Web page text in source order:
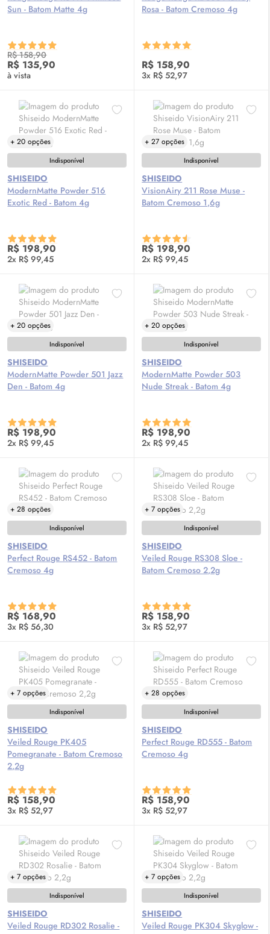
Sun - Batom Matte 4g
R$ 158,90
R$ 135,90
à vista
Rosa - Batom Cremoso 4g
R$ 158,90
3x R$ 52,97
+ 20 opções
Indisponível
SHISEIDO
ModernMatte Powder 516
Exotic Red - Batom 4g
R$ 198,90
2x R$ 99,45
+ 27 opções
Indisponível
SHISEIDO
VisionAiry 211 Rose Muse -
Batom Cremoso 1,6g
R$ 198,90
2x R$ 99,45
+ 20 opções
Indisponível
SHISEIDO
ModernMatte Powder 501 Jazz
Den - Batom 4g
R$ 198,90
2x R$ 99,45
+ 20 opções
Indisponível
SHISEIDO
ModernMatte Powder 503
Nude Streak - Batom 4g
R$ 198,90
2x R$ 99,45
+ 28 opções
Indisponível
SHISEIDO
Perfect Rouge RS452 - Batom
Cremoso 4g
R$ 168,90
3x R$ 56,30
+ 7 opções
Indisponível
SHISEIDO
Veiled Rouge RS308 Sloe -
Batom Cremoso 2,2g
R$ 158,90
3x R$ 52,97
+ 7 opções
Indisponível
SHISEIDO
Veiled Rouge PK405
Pomegranate - Batom Cremoso
2,2g
R$ 158,90
3x R$ 52,97
+ 28 opções
Indisponível
SHISEIDO
Perfect Rouge RD555 - Batom
Cremoso 4g
R$ 158,90
3x R$ 52,97
+ 7 opções
Indisponível
SHISEIDO
Veiled Rouge RD302 Rosalie -
+ 7 opções
Indisponível
SHISEIDO
Veiled Rouge PK304 Skyglow -